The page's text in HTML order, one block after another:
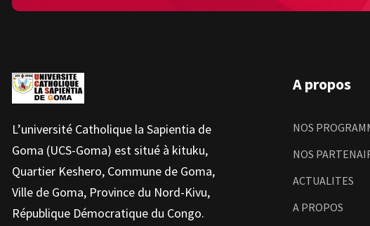
L’université Catholique la Sapientia de
Goma (UCS-Goma) est situé à kituku,
Quartier Keshero, Commune de Goma,
Ville de Goma, Province du Nord-Kivu,
République Démocratique du Congo.
A propos
NOS
NOS
ACTUALITES
A PROPOS